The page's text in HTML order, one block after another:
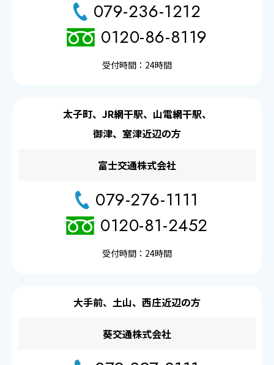
079-236-1212
0120-86-8119
受付時間：24時間
太子町、JR網干駅、山電網干駅、
御津、室津近辺の方
富士交通株式会社
079-276-1111
0120-81-2452
受付時間：24時間
大手前、土山、西庄近辺の方
葵交通株式会社